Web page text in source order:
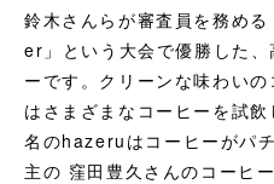
アクセサリ
CFFBNS
ギフトセット
鈴木さんらが審査員を務め
er」という大会で優勝した
ーです。クリーンな味わい
はさまざまなコーヒーを試
名のhazeruはコーヒーがパ
主の 窪田豊久さんのコーヒ